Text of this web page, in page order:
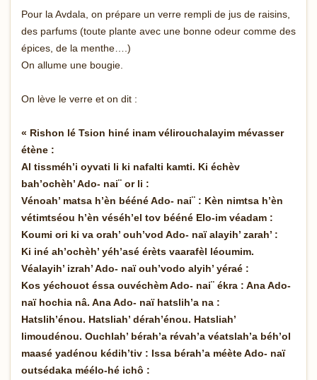
Pour la Avdala, on prépare un verre rempli de jus de raisins,
des parfums (toute plante avec une bonne odeur comme des
épices, de la menthe….)
On allume une bougie.
On lève le verre et on dit :
« Rishon lé Tsion hiné inam vélirouchalayim mévasser
étène :
Al tissméh’i oyvati li ki nafalti kamti. Ki échèv
bah’ochèh’ Ado- nai¨ or li :
Vénoah’ matsa h’èn bééné Ado- nai¨ : Kèn nimtsa h’èn
vétimtséou h’èn véséh’el tov bééné Elo-im véadam :
Koumi ori ki va orah’ ouh’vod Ado- naï alayih’ zarah’ :
Ki iné ah’ochèh’ yéh’asé érèts vaarafèl léoumim.
Véalayih’ izrah’ Ado- naï ouh’vodo alyih’ yéraé :
Kos yéchouot éssa ouvéchèm Ado- nai¨ ékra : Ana Ado-
naï hochia nâ. Ana Ado- naï hatslih’a na :
Hatslih’énou. Hatsliah’ dérah’énou. Hatsliah’
limoudénou. Ouchlah’ bérah’a révah’a véatslah’a béh’ol
maasé yadénou kédih’tiv : Issa bérah’a méète Ado- naï
outsédaka méélo-hé ichô :